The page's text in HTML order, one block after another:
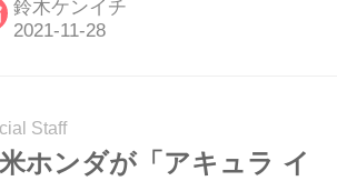
鈴木ケンイチ
Staff
ホンダが「アキュラ イ